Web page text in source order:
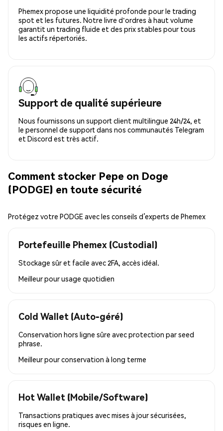
Phemex propose une liquidité profonde pour le trading
spot et les futures. Notre livre d'ordres à haut volume
garantit un trading fluide et des prix stables pour tous
les actifs répertoriés.
Support de qualité supérieure
Nous fournissons un support client multilingue 24h/24, et
le personnel de support dans nos communautés Telegram
et Discord est très actif.
Comment stocker Pepe on Doge
(PODGE) en toute sécurité
Protégez votre PODGE avec les conseils d’experts de Phemex
Portefeuille Phemex (Custodial)
Stockage sûr et facile avec 2FA, accès idéal.
Meilleur pourusage quotidien
Cold Wallet (Auto-géré)
Conservation hors ligne sûre avec protection par seed
phrase.
Meilleur pourconservation à long terme
Hot Wallet (Mobile/Software)
Transactions pratiques avec mises à jour sécurisées,
risques en ligne.